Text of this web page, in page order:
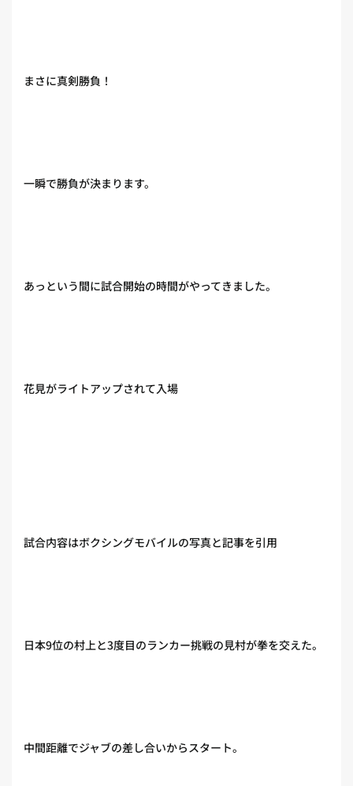
まさに真剣勝負！
一瞬で勝負が決まります。
あっという間に試合開始の時間がやってきました。
花見がライトアップされて入場
試合内容はボクシングモバイルの写真と記事を引用
日本9位の村上と3度目のランカー挑戦の見村が拳を交えた。
中間距離でジャブの差し合いからスタート。